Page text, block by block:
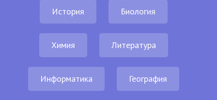
История Биология
Химия Литература
Информатика География